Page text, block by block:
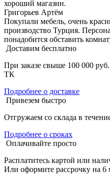
хороший магазин.
Григорьев Артём
Покупали мебель, очень
производство Турция.
понадобится обставить
Доставим бесплатно
При заказе свыше 100 000
ТК
Подробнее о доставке
Привезем быстро
Отгружаем со склада в
Подробнее о сроках
Оплачивайте просто
Расплатитесь картой или
Или оформите рассрочку на 6